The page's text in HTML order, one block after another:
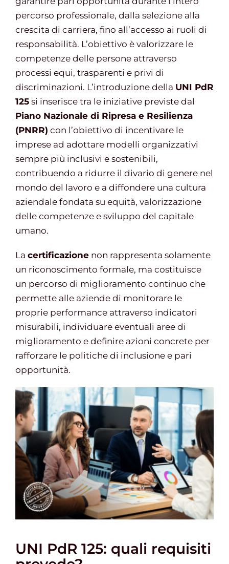
percorso professionale, dalla selezione alla
crescita di carriera, fino all’accesso ai ruoli di
responsabilità. L’obiettivo è valorizzare le
competenze delle persone attraverso
processi equi, trasparenti e privi di
discriminazioni. L’introduzione della UNI PdR
125 si inserisce tra le iniziative previste dal
Piano Nazionale di Ripresa e Resilienza
(PNRR) con l’obiettivo di incentivare le
imprese ad adottare modelli organizzativi
sempre più inclusivi e sostenibili,
contribuendo a ridurre il divario di genere nel
mondo del lavoro e a diffondere una cultura
aziendale fondata su equità, valorizzazione
delle competenze e sviluppo del capitale
umano.
La certificazione non rappresenta solamente
un riconoscimento formale, ma costituisce
un percorso di miglioramento continuo che
permette alle aziende di monitorare le
proprie performance attraverso indicatori
misurabili, individuare eventuali aree di
miglioramento e definire azioni concrete per
rafforzare le politiche di inclusione e pari
opportunità.
UNI PdR 125: quali requisiti